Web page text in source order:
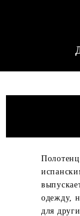
одежду,
для